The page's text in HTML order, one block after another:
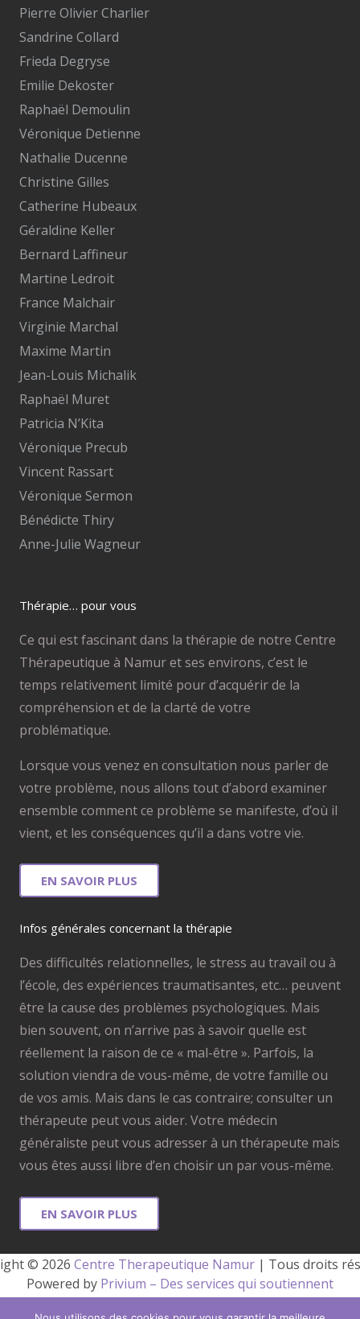
Pierre Olivier Charlier
Sandrine Collard
Frieda Degryse
Emilie Dekoster
Raphaël Demoulin
Véronique Detienne
Nathalie Ducenne
Christine Gilles
Catherine Hubeaux
Géraldine Keller
Bernard Laffineur
Martine Ledroit
France Malchair
Virginie Marchal
Maxime Martin
Jean-Louis Michalik
Raphaël Muret
Patricia N’Kita
Véronique Precub
Vincent Rassart
Véronique Sermon
Bénédicte Thiry
Anne-Julie Wagneur
Thérapie… pour vous
Ce qui est fascinant dans la thérapie de notre Centre
Thérapeutique à Namur et ses environs, c’est le
temps relativement limité pour d’acquérir de la
compréhension et de la clarté de votre
problématique.
Lorsque vous venez en consultation nous parler de
votre problème, nous allons tout d’abord examiner
ensemble comment ce problème se manifeste, d’où il
vient, et les conséquences qu’il a dans votre vie.
EN SAVOIR PLUS
Infos générales concernant la thérapie
Des difficultés relationnelles, le stress au travail ou à
l’école, des expériences traumatisantes, etc… peuvent
être la cause des problèmes psychologiques. Mais
bien souvent, on n’arrive pas à savoir quelle est
réellement la raison de ce « mal-être ». Parfois, la
solution viendra de vous-même, de votre famille ou
de vos amis. Mais dans le cas contraire; consulter un
thérapeute peut vous aider. Votre médecin
généraliste peut vous adresser à un thérapeute mais
vous êtes aussi libre d’en choisir un par vous-même.
EN SAVOIR PLUS
© 2026 Centre Therapeutique Namur | Tous droits
Powered by Privium – Des services qui soutiennent